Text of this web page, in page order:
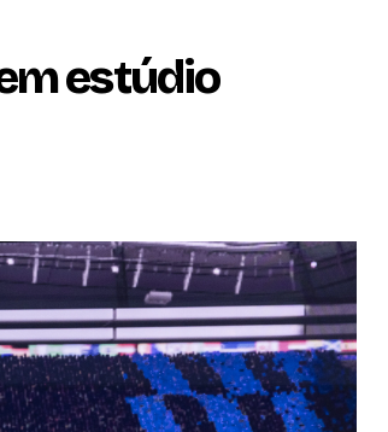
estúdio